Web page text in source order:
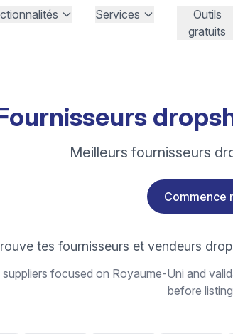
Services
Outils
gratuits
Meilleurs fournisseurs
Commence
tes fournisseurs et vendeurs
focused on Royaume-Uni and
before